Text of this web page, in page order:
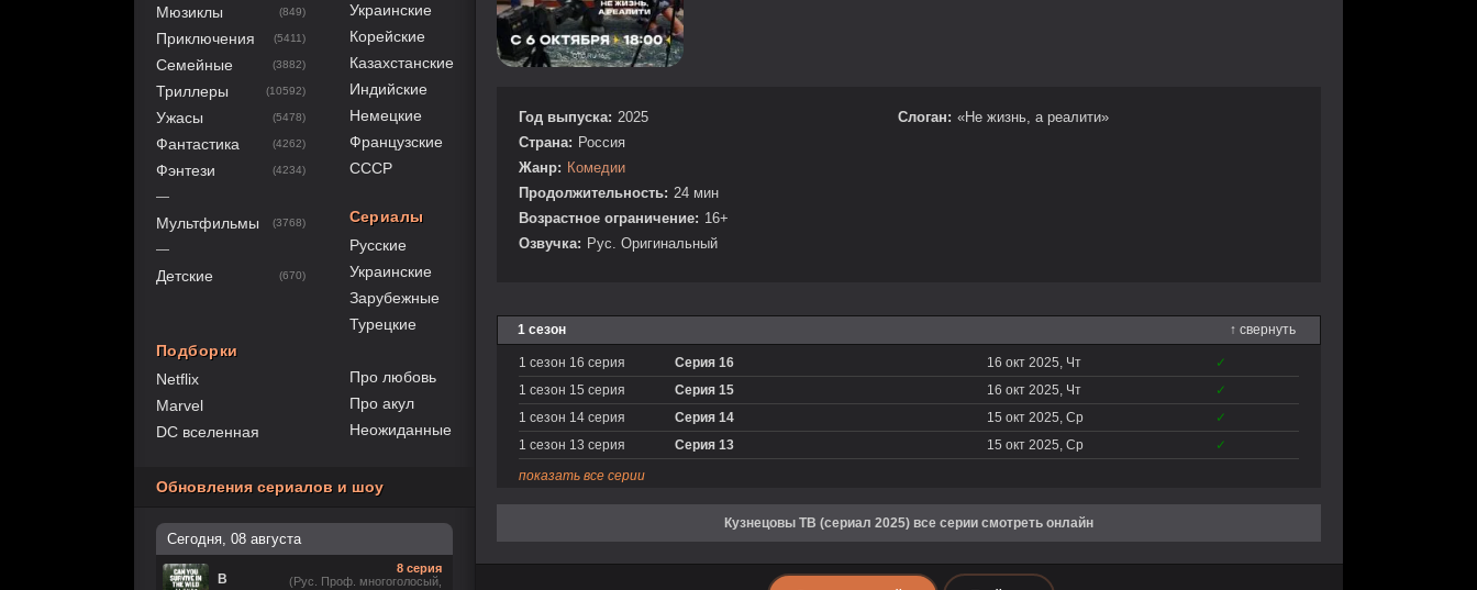
Год выпуска: 2025
Страна: Россия
Жанр: Комедии
Продолжительность: 24 мин
Возрастное ограничение: 16+
Озвучка: Рус. Оригинальный
Слоган: «Не жизнь, а реалити»
1 сезон ↑ свернуть
1 сезон 16 серия Серия 16 16 окт 2025, Чт
✓
1 сезон 15 серия
Серия 15 16 окт 2025, Чт
✓
1 сезон 14 серия
Серия 14 15 окт 2025, Ср
✓
1 сезон 13 серия
Серия 13 15 окт 2025, Ср
✓
показать все серии
Кузнецовы ТВ (сериал 2025) все серии смотреть онлайн
Мюзиклы (849)
Приключения (5411)
Семейные (3882)
Триллеры (10592)
Ужасы (5478)
Фантастика (4262)
Фэнтези (4234)
—
Мультфильмы (3768)
—
Детские (670)
Подборки
Netflix
Marvel
DC вселенная
Украинские
Корейские
Казахстанские
Индийские
Немецкие
Французские
СССР
Сериалы
Русские
Украинские
Зарубежные
Турецкие
Про любовь
Про акул
Неожиданные
Обновления сериалов и шоу
Сегодня, 08 августа
В
8 серия
(Рус. Проф. многоголосый,